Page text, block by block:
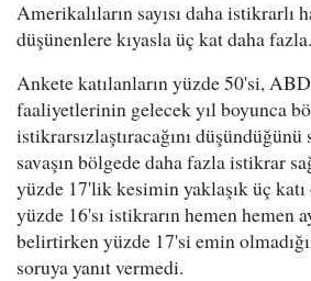
Amerikalıların sayısı daha istikrarlı
düşünenlere kıyasla üç kat daha fazla.
Ankete katılanların yüzde 50'si,
faaliyetlerinin gelecek yıl boyunca
istikrarsızlaştıracağını
savaşın bölgede daha fazla istikrar
yüzde 17'lik kesimin yaklaşık üç katı
yüzde 16'sı istikrarın hemen hemen
belirtirken yüzde 17'si emin
soruya yanıt vermedi.